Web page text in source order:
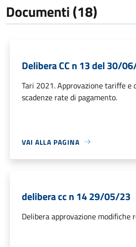
Documenti (18)
Delibera CC n 13 del 30/
Tari 2021. Approvazione tariffe e
scadenze rate di pagamento.
VAI ALLA PAGINA
delibera cc n 14 29/05/23
Delibera approvazione modifiche